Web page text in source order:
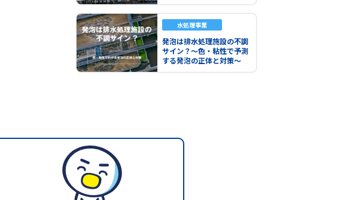
水処理事業
発泡は排水処理施設の不調
サイン？～色・粘性で予測
する発泡の正体と対策～